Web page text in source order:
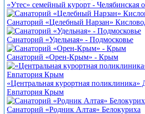
«Утес» семейный курорт - Челябинская
Санаторий «Целебный Нарзан»
Санаторий «Удельная» - Подмосковье
Санаторий «Орен-Крым» - Крым
«Центральная курортная поликлиника»
Евпатория Крым
Санаторий «Родник Алтая» Белокуриха